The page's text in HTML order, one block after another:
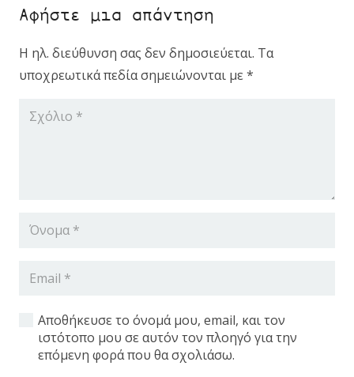
Fiber Laser Tube
Πρέσα CNC
Αφήστε μια απάντηση
Η ηλ. διεύθυνση σας δεν δημοσιεύεται. Τα
υποχρεωτικά πεδία σημειώνονται με*
Αποθήκευσε το όνομά μου, email, και τον
ιστότοπο μου σε αυτόν τον πλοηγό για την
επόμενη φορά που θα σχολιάσω.